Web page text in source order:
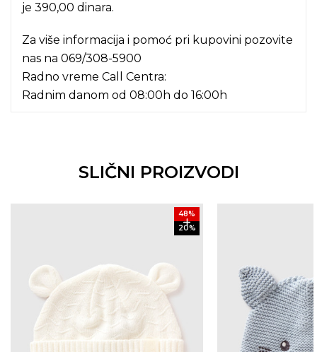
je 390,00 dinara.
Za više informacija i pomoć pri kupovini pozovite
nas na 069/308-5900
Radno vreme Call Centra:
Radnim danom od 08:00h do 16:00h
SLIČNI PROIZVODI
48%
20%